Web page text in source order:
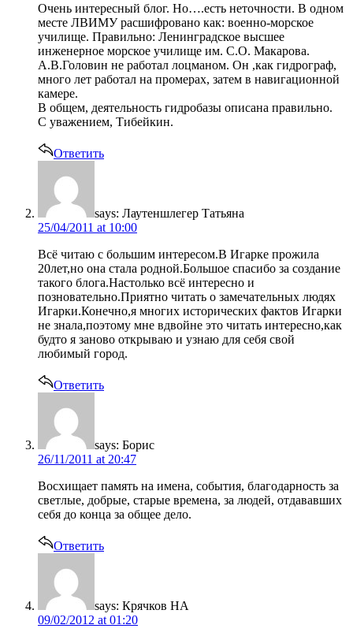
Очень интересный блог. Но….есть неточности. В одном
месте ЛВИМУ расшифровано как: военно-морское
училище. Правильно: Ленинградское высшее
инженерное морское училище им. С.О. Макарова.
А.В.Головин не работал лоцманом. Он ,как гидрограф,
много лет работал на промерах, затем в навигационной
камере.
В общем, деятельность гидробазы описана правильно.
С уважением, Тибейкин.
Ответить
says: Лаутеншлегер Татьяна
25/04/2011 at 10:00
Всё читаю с большим интересом.В Игарке прожила
20лет,но она стала родной.Большое спасибо за создание
такого блога.Настолько всё интересно и
позновательно.Приятно читать о замечательных людях
Игарки.Конечно,я многих исторических фактов Игарки
не знала,поэтому мне вдвойне это читать интересно,как
будто я заново открываю и узнаю для себя свой
любимый город.
Ответить
says: Борис
26/11/2011 at 20:47
Восхищает память на имена, события, благодарность за
светлые, добрые, старые времена, за людей, отдававших
себя до конца за общее дело.
Ответить
says: Крячков НА
09/02/2012 at 01:20